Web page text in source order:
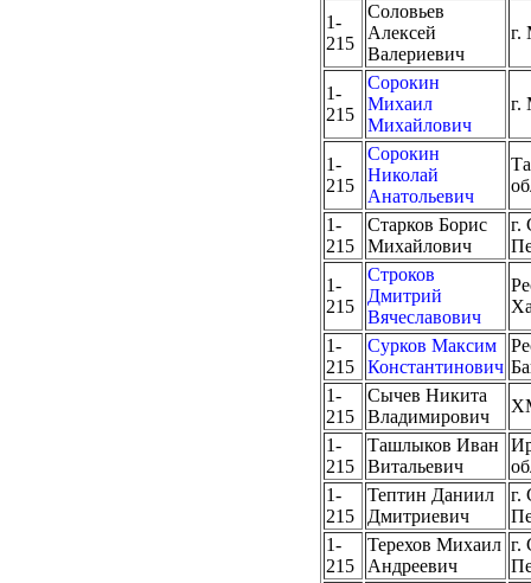
1-
215
Соловьев
Алексей
Валериевич
г.
1-
215
Сорокин
Михаил
Михайлович
г.
1-
215
Сорокин
Николай
Анатольевич
1-
215
Старков Борис
Михайлович
г.
1-
215
Строков
Дмитрий
Вячеславович
1-
215
Сурков Максим
Константинович
1-
215
Сычев Никита
Владимирович
1-
215
Ташлыков Иван
Витальевич
1-
215
Тептин Даниил
Дмитриевич
г.
1-
215
Терехов Михаил
Андреевич
г.